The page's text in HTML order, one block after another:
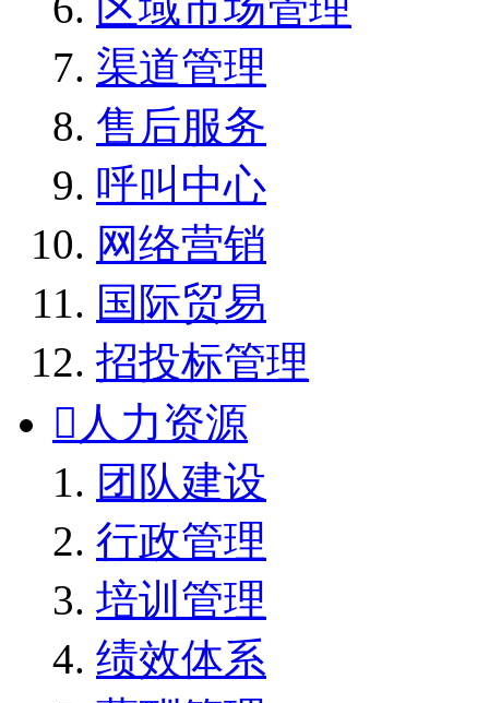
渠道管理
售后服务
呼叫中心
网络营销
国际贸易
招投标管理
 人力资源
团队建设
行政管理
培训管理
绩效体系